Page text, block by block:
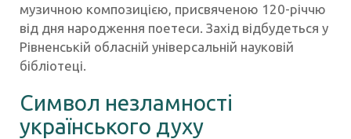
музичною композицією, присвяченою 120-річчю
від дня народження поетеси. Захід відбудеться у
Рівненській обласній універсальній науковій
бібліотеці.
Символ незламності
українського духу